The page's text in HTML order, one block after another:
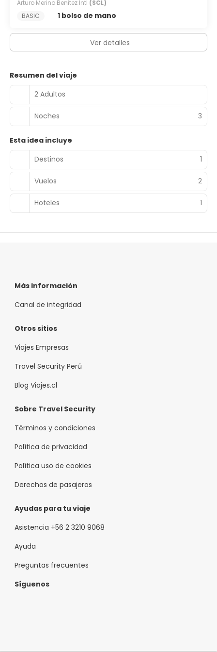
Arturo Merino Benitez Intl (SCL)
BASIC
1 bolso de mano
Ver detalles
Resumen del viaje
2 Adultos
Noches 3
Esta idea incluye
Destinos
1
Vuelos 2
Hoteles 1
Más información
Canal de integridad
Otros sitios
Viajes Empresas
Travel Security Perú
Blog Viajes.cl
Sobre Travel Security
Términos y condiciones
Política de privacidad
Política uso de cookies
Derechos de pasajeros
Ayudas para tu viaje
Asistencia +56 2 3210 9068
Ayuda
Preguntas frecuentes
Síguenos